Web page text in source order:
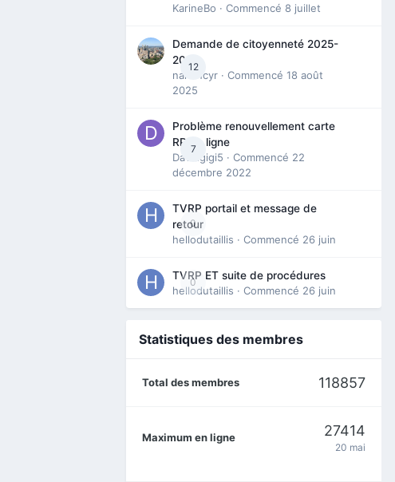
KarineBo · Commencé 8 juillet
12
Demande de citoyenneté 2025-
2026
nanancyr · Commencé 18 août
2025
7
Problème renouvellement carte
RP en ligne
Davidgigi5 · Commencé 22
décembre 2022
0
TVRP portail et message de
retour
hellodutaillis · Commencé 26 juin
0
TVRP ET suite de procédures
hellodutaillis · Commencé 26 juin
Statistiques des membres
Total des membres 118857
Maximum en ligne 27414
20 mai